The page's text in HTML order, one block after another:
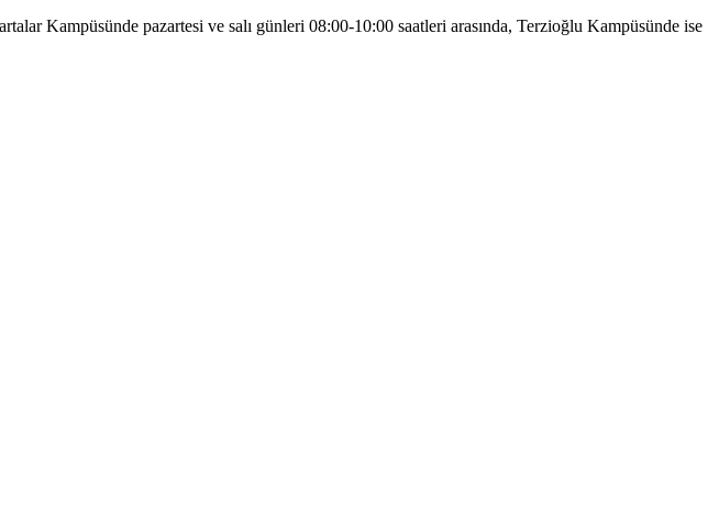
Kampüsünde pazartesi ve salı günleri 08:00-10:00 saatleri arasında, Terzioğlu Kampüsünde ise